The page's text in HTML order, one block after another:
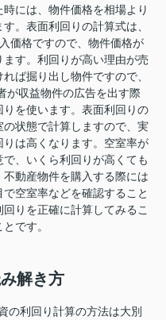
には、物件価格を相場より
。表面利回りの計算式は、
価格ですので、物件価格が
す。利回りが高い理由が売
ば掘り出し物件ですので、
が収益物件の広告を出す際
を使います。表面利回りの
状態で計算しますので、実
は高くなります。空室率が
、いくら利回りが高くても
動産物件を購入する際には
空室率などを確認すること
りを正確に計算してみるこ
です。
解き方
の利回り計算の方法は大別